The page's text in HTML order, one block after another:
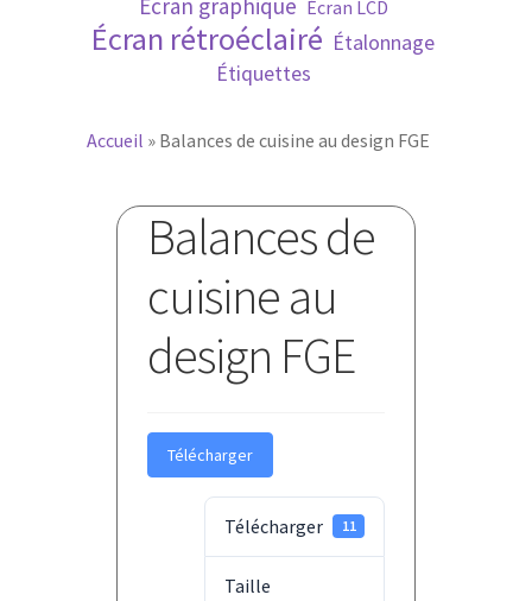
Écran graphique Écran LCD
Écran rétroéclairé Étalonnage
Étiquettes
Accueil » Balances de cuisine au design FGE
Balances de
cuisine au
design FGE
Télécharger
Télécharger 11
Taille